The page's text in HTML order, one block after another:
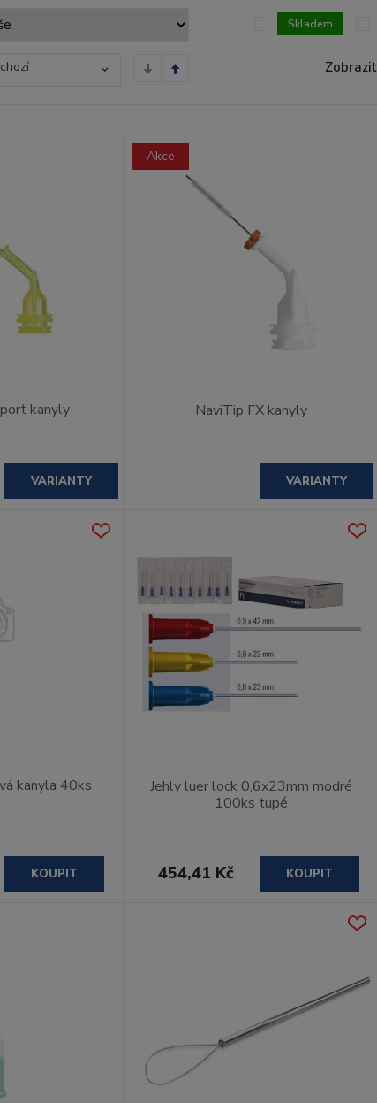
Skladem
Zobrazit
kanyly
VARIANTY
Akce
NaviTip FX kanyly
VARIANTY
kanyla 40ks
KOUPIT
Jehly luer lock 0,6x23mm modré
100ks tupé
454,41 Kč KOUPIT